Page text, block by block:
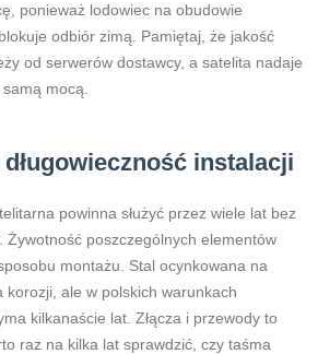
ponieważ lodowiec na obudowie
odbiór zimą. Pamiętaj, że jakość
od serwerów dostawcy, a satelita nadaje
mocą.
instalacji
powinna służyć przez wiele lat bez
Żywotność poszczególnych elementów
montażu. Stal ocynkowana na
korozji, ale w polskich warunkach
kilkanaście lat. Złącza i przewody to
raz na kilka lat sprawdzić, czy taśma